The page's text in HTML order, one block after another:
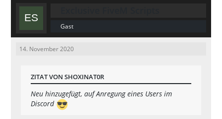
Gast
14. November 2020
ZITAT VON SHOXINAT0R
Neu hinzugefügt, auf Anregung eines Users im
Discord